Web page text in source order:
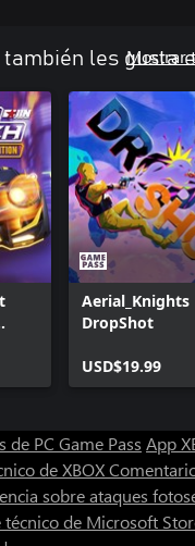
les gusta
Mostrar
Aerial_Knights
DropShot
USD$19.99
de PC Game Pass App
de XBOX
sobre ataques
técnico de Microsoft